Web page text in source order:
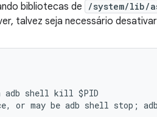
bibliotecas de /system/lib/
talvez seja necessário desativar
adb shell kill $PID